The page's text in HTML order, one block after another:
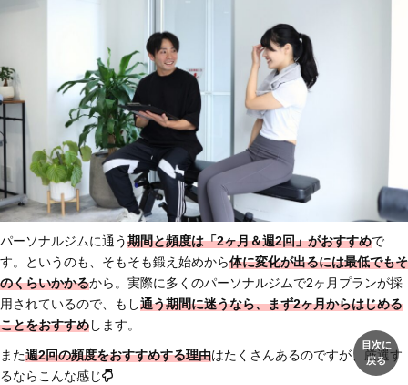
パーソナルジムに通う期間と頻度は「2ヶ月＆週2回」がおすすめで
す。というのも、そもそも鍛え始めから体に変化が出るには最低でもそ
のくらいかかるから。実際に多くのパーソナルジムで2ヶ月プランが採
用されているので、もし通う期間に迷うなら、まず2ヶ月からはじめる
ことをおすすめします。
また週2回の頻度をおすすめする理由はたくさんあるのですが、厳選す
るならこんな感じ
目次に
戻る